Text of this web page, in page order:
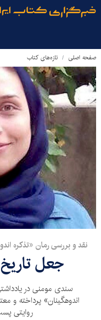
صفحه اصلی تازه‌های کتاب
​نقد و بررسی رمان «تذکره
جعل
سندی مومنی در
اندوهگینان» پرداخته و
روایتی